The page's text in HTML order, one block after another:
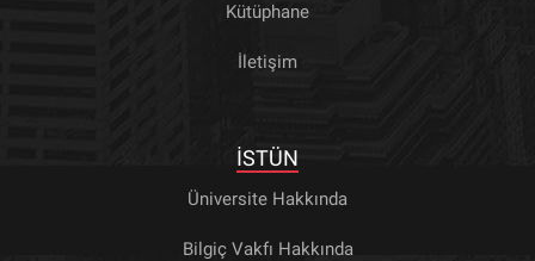
Kütüphane
İletişim
İSTÜN
Üniversite Hakkında
Bilgiç Vakfı Hakkında